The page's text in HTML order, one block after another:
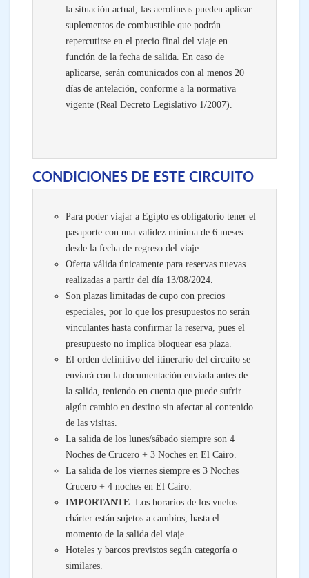
la situación actual, las aerolíneas pueden aplicar
suplementos de combustible que podrán
repercutirse en el precio final del viaje en
función de la fecha de salida. En caso de
aplicarse, serán comunicados con al menos 20
días de antelación, conforme a la normativa
vigente (Real Decreto Legislativo 1/2007).
CONDICIONES DE ESTE CIRCUITO
Para poder viajar a Egipto es obligatorio tener el
pasaporte con una validez mínima de 6 meses
desde la fecha de regreso del viaje.
Oferta válida únicamente para reservas nuevas
realizadas a partir del día 13/08/2024.
Son plazas limitadas de cupo con precios
especiales, por lo que los presupuestos no serán
vinculantes hasta confirmar la reserva, pues el
presupuesto no implica bloquear esa plaza.
El orden definitivo del itinerario del circuito se
enviará con la documentación enviada antes de
la salida, teniendo en cuenta que puede sufrir
algún cambio en destino sin afectar al contenido
de las visitas.
La salida de los lunes/sábado siempre son 4
Noches de Crucero + 3 Noches en El Cairo.
La salida de los viernes siempre es 3 Noches
Crucero + 4 noches en El Cairo.
IMPORTANTE: Los horarios de los vuelos
chárter están sujetos a cambios, hasta el
momento de la salida del viaje.
Hoteles y barcos previstos según categoría o
similares.